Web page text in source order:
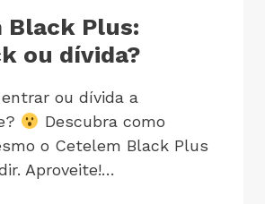
Black Plus:
ou dívida?
ou dívida a
Descubra como
o Cetelem Black Plus
Aproveite!…